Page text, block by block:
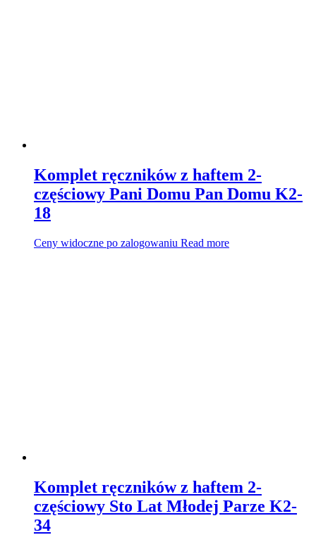
Komplet ręczników z haftem 2-
częściowy Pani Domu Pan Domu K2-
18
Ceny widoczne po zalogowaniu Read more
Komplet ręczników z haftem 2-
częściowy Sto Lat Młodej Parze K2-
34